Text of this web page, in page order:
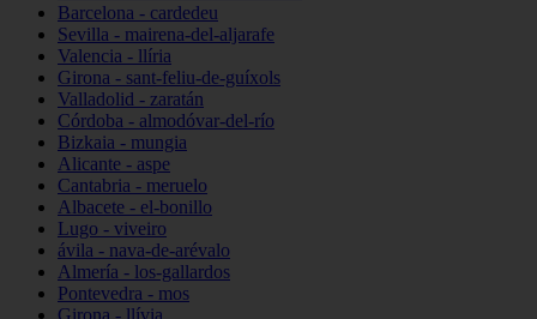
Barcelona - cardedeu
Sevilla - mairena-del-aljarafe
Valencia - llíria
Girona - sant-feliu-de-guíxols
Valladolid - zaratán
Córdoba - almodóvar-del-río
Bizkaia - mungia
Alicante - aspe
Cantabria - meruelo
Albacete - el-bonillo
Lugo - viveiro
ávila - nava-de-arévalo
Almería - los-gallardos
Pontevedra - mos
Girona - llívia